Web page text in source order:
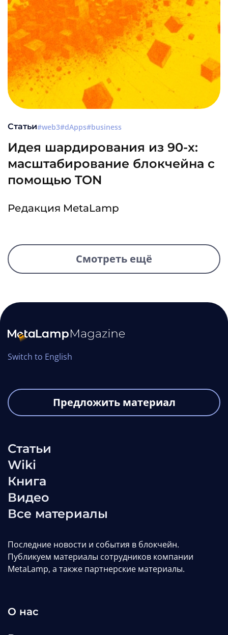
Статьи web3 dApps business
Идея шардирования из 90-х:
масштабирование блокчейна с
помощью TON
Редакция MetaLamp
облачного депозитария:
сложности, объём работы и
архитектура
Редакция MetaLamp
Смотреть ещё
Switch to English
Предложить материал
Статьи
Wiki
Книга
Видео
Все материалы
Последние новости и события в блокчейн.
Публикуем материалы сотрудников компании
MetaLamp, а также партнерские материалы.
О нас